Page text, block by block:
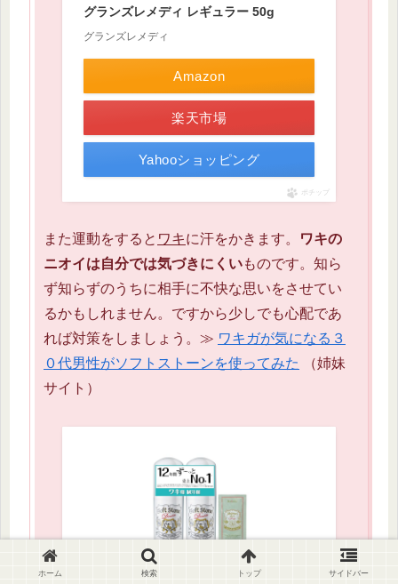
グランズレメディ レギュラー 50g
グランズレメディ
Amazon
楽天市場
Yahooショッピング
ポチップ
また運動をすると ワキに汗をかきます。
ワキの
ニオイは自分では気づきにくいものです。知ら
ず知らずのうちに相手に不快な思いをさせてい
るかもしれません。ですから少しでも心配であ
れば対策をしましょう。≫ ワキガが気になる３
０代男性がソフトストーンを使ってみた
（姉妹
サイト）
【Amazon.co.jp限定】 【医薬部外品】
ホーム 検索 トップ サイドバー